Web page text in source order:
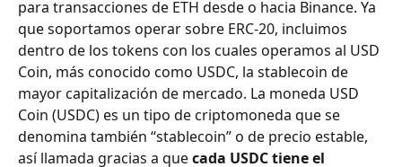
para transacciones de ETH desde o hacia Binance. Ya
que soportamos operar sobre ERC-20, incluimos
dentro de los tokens con los cuales operamos al USD
Coin, más conocido como USDC, la stablecoin de
mayor capitalización de mercado. La moneda USD
Coin (USDC) es un tipo de criptomoneda que se
denomina también “stablecoin” o de precio estable,
así llamada gracias a que cada USDC tiene el